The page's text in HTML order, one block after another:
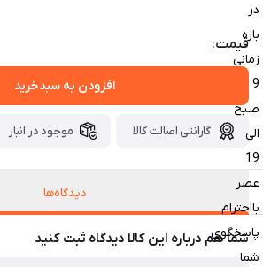
در
بازه
زمانی
9
صبح
الی
19
عصر
بااحترام
پاسخگوی
شما
قیمت:
افزودن به سبدخرید
گارانتی اصالت کالا موجود در انبار
دیدگاه‌ها
شما هم درباره این کالا دیدگاه ثبت کنید